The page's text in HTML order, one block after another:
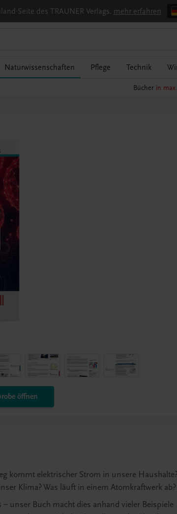
Seite des TRAUNER Verlags. mehr erfahren
Naturwissenschaften Pflege Technik
Bücher in
öffnen
kommt elektrischer Strom in unsere Haushalte?
Klima? Was läuft in einem Atomkraftwerk ab?
unser Buch macht dies anhand vieler Beispiele